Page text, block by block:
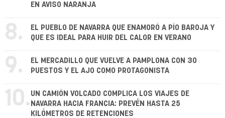
EN AVISO NARANJA
8.
EL PUEBLO DE NAVARRA QUE ENAMORÓ A PÍO BAROJA Y
QUE ES IDEAL PARA HUIR DEL CALOR EN VERANO
9.
EL MERCADILLO QUE VUELVE A PAMPLONA CON 30
PUESTOS Y EL AJO COMO PROTAGONISTA
10. UN CAMIÓN VOLCADO COMPLICA LOS VIAJES DE
NAVARRA HACIA FRANCIA: PREVÉN HASTA 25
KILÓMETROS DE RETENCIONES